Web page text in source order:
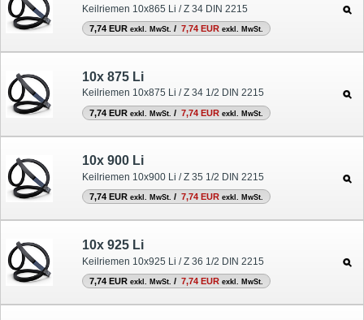
Keilriemen 10x865 Li / Z 34 DIN 2215
7,74 EUR exkl. MwSt. / 7,74 EUR exkl. MwSt.
10x 875 Li
Keilriemen 10x875 Li / Z 34 1/2 DIN 2215
7,74 EUR exkl. MwSt. / 7,74 EUR exkl. MwSt.
10x 900 Li
Keilriemen 10x900 Li / Z 35 1/2 DIN 2215
7,74 EUR exkl. MwSt. / 7,74 EUR exkl. MwSt.
10x 925 Li
Keilriemen 10x925 Li / Z 36 1/2 DIN 2215
7,74 EUR exkl. MwSt. / 7,74 EUR exkl. MwSt.